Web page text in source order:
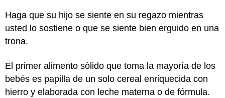
Haga que su hijo se siente en su regazo mientras
usted lo sostiene o que se siente bien erguido en una
trona.
El primer alimento sólido que toma la mayoría de los
bebés es papilla de un solo cereal enriquecida con
hierro y elaborada con leche materna o de fórmula.